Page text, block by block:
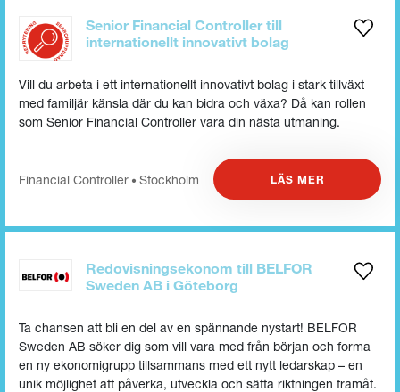
Senior Financial Controller till
internationellt innovativt bolag
Vill du arbeta i ett internationellt innovativt bolag i stark tillväxt
med familjär känsla där du kan bidra och växa? Då kan rollen
som Senior Financial Controller vara din nästa utmaning.
Financial Controller • Stockholm LÄS MER
Redovisningsekonom till BELFOR
Sweden AB i Göteborg
Ta chansen att bli en del av en spännande nystart! BELFOR
Sweden AB söker dig som vill vara med från början och forma
en ny ekonomigrupp tillsammans med ett nytt ledarskap – en
unik möjlighet att påverka, utveckla och sätta riktningen framåt.